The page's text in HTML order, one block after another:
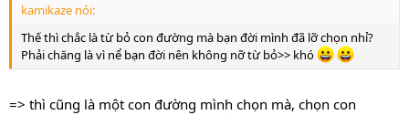
kamikaze nói:
Thế thì chắc là từ bỏ con đường mà bạn đời mình đã lỡ chọn nhỉ?
Phải chăng là vì nể bạn đời nên không nỡ từ bỏ>> khó
=> thì cũng là một con đường mình chọn mà, chọn con